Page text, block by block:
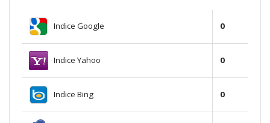
Indice Google 0
Indice Yahoo 0
Indice Bing 0